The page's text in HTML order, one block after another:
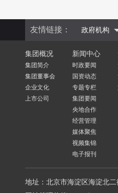
友情链接： 政府机构
集团概况
集团简介
集团董事会
企业文化
上市公司
新闻中心
时政要闻
国资动态
专题专栏
集团要闻
央地合作
经营管理
媒体聚焦
视频集锦
电子报刊
地址：北京市海淀区海淀北二